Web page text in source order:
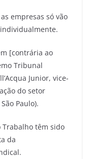
empresas só vão
[contrária ao
Tribunal
Junior, vice-
do setor
Paulo).
Trabalho têm sido
da